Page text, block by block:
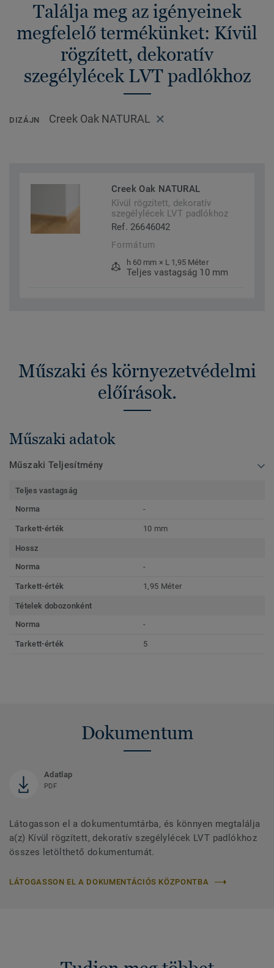
Találja meg az igényeinek
megfelelő termékünket: Kívül
rögzített, dekoratív
szegélylécek LVT padlókhoz
DIZÁJN Creek Oak NATURAL
Creek Oak NATURAL
Kívül rögzített, dekoratív
szegélylécek LVT padlókhoz
Ref. 26646042
Formátum
h 60 mm × L 1,95 Méter
Teljes vastagság 10 mm
Műszaki és környezetvédelmi
előírások.
Műszaki adatok
Műszaki Teljesítmény
Teljes vastagság
Norma
-
Tarkett-érték 10 mm
Hossz
Norma
-
Tarkett-érték 1,95 Méter
Tételek dobozonként
Norma
-
Tarkett-érték 5
Dokumentum
Adatlap
PDF
Látogasson el a dokumentumtárba, és könnyen megtalálja
a(z) Kívül rögzített, dekoratív szegélylécek LVT padlókhoz
összes letölthető dokumentumát.
LÁTOGASSON EL A DOKUMENTÁCIÓS KÖZPONTBA